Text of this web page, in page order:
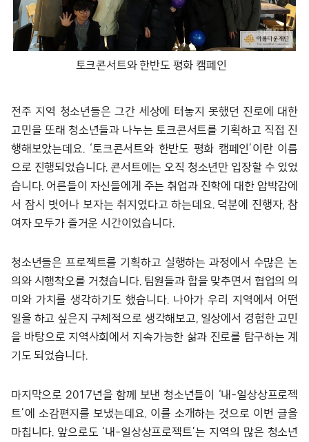
토크콘서트와 한반도 평화 캠페인
전주 지역 청소년들은 그간 세상에 터놓지 못했던 진로에 대한
고민을 또래 청소년들과 나누는 토크콘서트를 기획하고 직접 진
행해보았는데요. ‘토크콘서트와 한반도 평화 캠페인’이란 이름
으로 진행되었습니다. 콘서트에는 오직 청소년만 입장할 수 있었
습니다. 어른들이 자신들에게 주는 취업과 진학에 대한 압박감에
서 잠시 벗어나 보자는 취지였다고 하는데요. 덕분에 진행자, 참
여자 모두가 즐거운 시간이었습니다.
청소년들은 프로젝트를 기획하고 실행하는 과정에서 수많은 논
의와 시행착오를 거쳤습니다. 팀원들과 합을 맞추면서 협업의 의
미와 가치를 생각하기도 했습니다. 나아가 우리 지역에서 어떤
일을 하고 싶은지 구체적으로 생각해보고, 일상에서 경험한 고민
을 바탕으로 지역사회에서 지속가능한 삶과 진로를 탐구하는 계
기도 되었습니다.
마지막으로 2017년을 함께 보낸 청소년들이 ‘내-일상상프로젝
트’에 소감편지를 보냈는데요. 이를 소개하는 것으로 이번 글을
마칩니다. 앞으로도 ‘내-일상상프로젝트’는 지역의 많은 청소년